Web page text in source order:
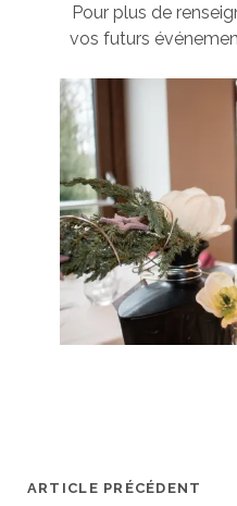
Pour plus de
vos futurs
ARTICLE PRÉCÉDENT